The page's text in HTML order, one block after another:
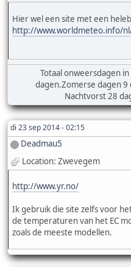
Hier wel een site met een
http://www.worldmeteo.info/
Totaal onweersdagen
dagen.Zomerse dagen 9
Nachtvorst 28
di 23 sep 2014 - 02:15
Deadmau5
Location: Zwevegem
http://www.yr.no/
Ik gebruik die site zelfs voor
de temperaturen van het EC
zoals de meeste modellen.